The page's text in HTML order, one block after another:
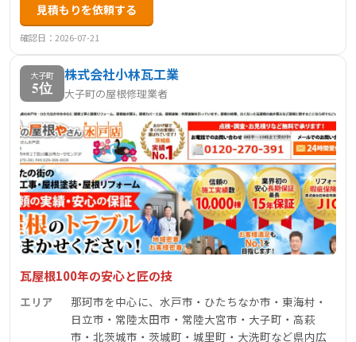
見積もりを依頼する
確認日：2026-07-21
大子町
5位
株式会社小林瓦工業
大子町の屋根修理業者
瓦屋根100年の安心と匠の技
エリア
那珂市を中心に、水戸市・ひたちなか市・東海村・
日立市・常陸太田市・常陸大宮市・大子町・高萩
市・北茨城市・茨城町・城里町・大洗町など県内広